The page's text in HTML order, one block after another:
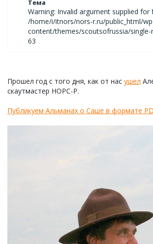
Тема
Warning: Invalid argument supplied for
/home/i/itnors/nors-r.ru/public_html/
content/themes/scoutsofrussia/single-
63
Прошел год с того дня, как от нас ушел
скаутмастер НОРС-Р.
Публикуем Альманах о Саше в формате